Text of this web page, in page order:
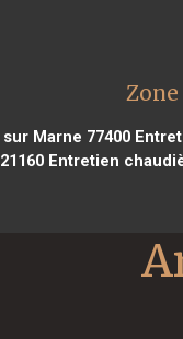
Marne 77400
Entretien